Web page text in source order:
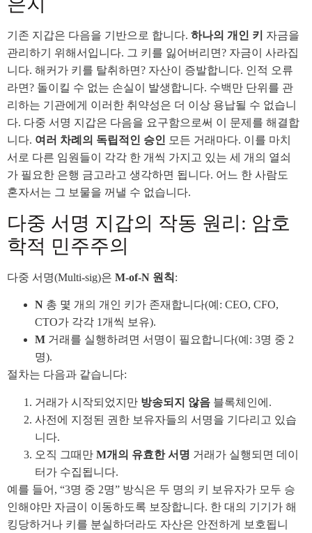
기존 지갑은 다음을 기반으로 합니다. 하나의 개인 키
자금을
관리하기 위해서입니다. 그 키를 잃어버리면? 자금이 사라집
니다. 해커가 키를 탈취하면? 자산이 증발합니다. 인적 오류
라면? 돌이킬 수 없는 손실이 발생합니다. 수백만 단위를 관
리하는 기관에게 이러한 취약성은 더 이상 용납될 수 없습니
다. 다중 서명 지갑은 다음을 요구함으로써 이 문제를 해결합
니다. 여러 차례의 독립적인 승인 모든 거래마다. 이를 마치
서로 다른 임원들이 각각 한 개씩 가지고 있는 세 개의 열쇠
가 필요한 은행 금고라고 생각하면 됩니다. 어느 한 사람도
혼자서는 그 보물을 꺼낼 수 없습니다.
다중 서명 지갑의 작동 원리: 암호
학적 민주주의
다중 서명(Multi-sig)은 M-of-N 원칙:
N 총 몇 개의 개인 키가 존재합니다(예: CEO, CFO,
CTO가 각각 1개씩 보유).
M 거래를 실행하려면 서명이 필요합니다(예: 3명 중 2
명).
절차는 다음과 같습니다:
거래가 시작되었지만 방송되지 않음 블록체인에.
사전에 지정된 권한 보유자들의 서명을 기다리고 있습
니다.
오직 그때만 M개의 유효한 서명 거래가 실행되면 데이
터가 수집됩니다.
예를 들어, “3명 중 2명” 방식은 두 명의 키 보유자가 모두 승
인해야만 자금이 이동하도록 보장합니다. 한 대의 기기가 해
킹당하거나 키를 분실하더라도 자산은 안전하게 보호됩니